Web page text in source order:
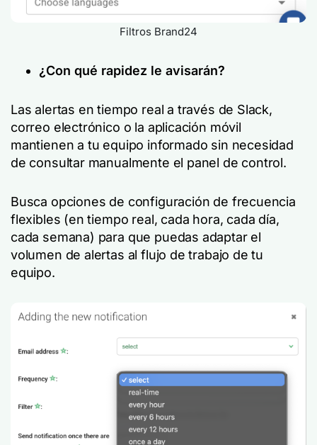
Filtros Brand24
¿Con qué rapidez le avisarán?
Las alertas en tiempo real a través de Slack,
correo electrónico o la aplicación móvil
mantienen a tu equipo informado sin necesidad
de consultar manualmente el panel de control.
Busca opciones de configuración de frecuencia
flexibles (en tiempo real, cada hora, cada día,
cada semana) para que puedas adaptar el
volumen de alertas al flujo de trabajo de tu
equipo.